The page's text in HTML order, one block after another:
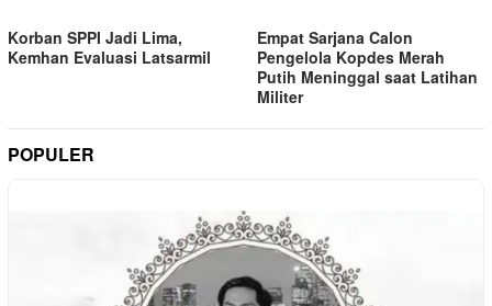
Korban SPPI Jadi Lima,
Kemhan Evaluasi Latsarmil
Empat Sarjana Calon
Pengelola Kopdes Merah
Putih Meninggal saat Latihan
Militer
POPULER